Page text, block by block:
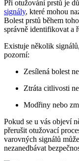
Při otužování prstů je
signály, které mohou
Bolest prstů během
správně identifikovat a
Existuje několik
pozorní:
Zesílená bolest
Ztráta citlivosti
Modřiny nebo
Pokud se u vás objeví
přerušit otužovací
varovných signálů
nezanedbávat